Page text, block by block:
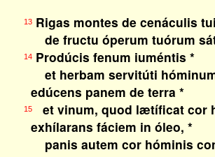
13Rigas montes de cenáculis
de fructu óperum tuórum
14Prodúcis fenum iuméntis *
et herbam servitúti
edúcens panem de terra *
15et vinum, quod lætíficat cor
exhílarans fáciem in óleo, *
panis autem cor hóminis